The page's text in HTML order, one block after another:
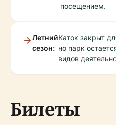
посещением.
Летний
сезон:
Каток закрыт
но парк
видов
Билеты